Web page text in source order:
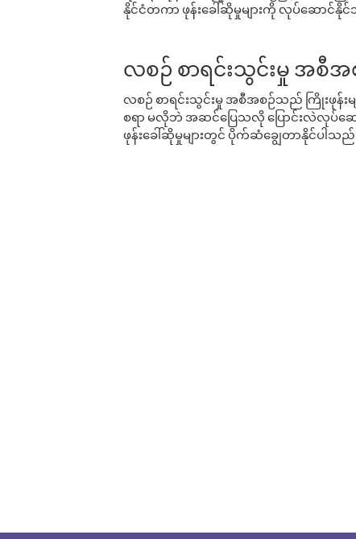
နိုင်ငံတကာ ဖုန်းခေါ်ဆိုမှုများကို လုပ်ဆောင်နို
လစဉ် စာရင်းသွင်းမှု အစီအစ
လစဉ် စာရင်းသွင်းမှု အစီအစဉ်သည် ကြိုးဖုန်းမ
စရာ မလိုဘဲ အဆင်ပြေသလို ပြောင်းလဲလုပ်ဆ
ဖုန်းခေါ်ဆိုမှုများတွင် ပိုက်ဆံချွေတာနိုင်ပါသည်